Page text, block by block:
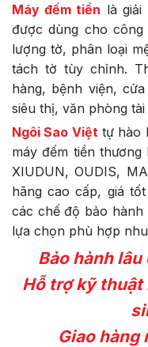
Máy đếm tiền là
được dùng cho công
lượng tờ, phân loại
tách tờ tùy chỉnh.
hàng, bệnh viện,
siêu thị, văn phòng
Ngôi Sao Việt tự hào
máy đếm tiền thương
XIUDUN, OUDIS,
hãng cao cấp, giá
các chế độ bảo
lựa chọn phù hợp
Bảo hành
Hỗ trợ kỹ thuật
Giao hàng